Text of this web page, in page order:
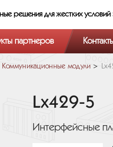
решениядля жестких условий
партнеров
Коммуникационные модули
Lx429-5
Интерфейсные